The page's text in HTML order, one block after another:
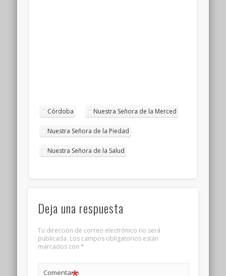
Córdoba Nuestra Señora de la Merced
Nuestra Señora de la Piedad
Nuestra Señora de la Salud
Deja una respuesta
Tu dirección de correo electrónico no será
publicada. Los campos obligatorios están
marcados con *
Comentario